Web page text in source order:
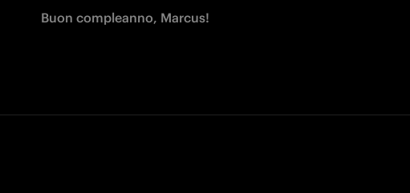
Buon compleanno, Marcus!